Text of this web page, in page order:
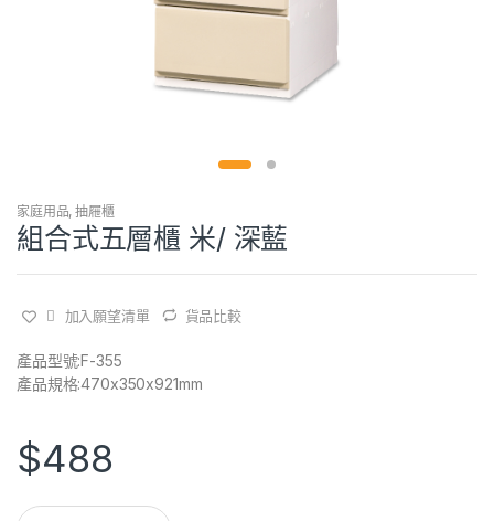
家庭用品,抽屜櫃
組合式五層櫃 米/ 深藍
加入願望清單 貨品比較
產品型號:F-355
產品規格:470x350x921mm
$488
Q